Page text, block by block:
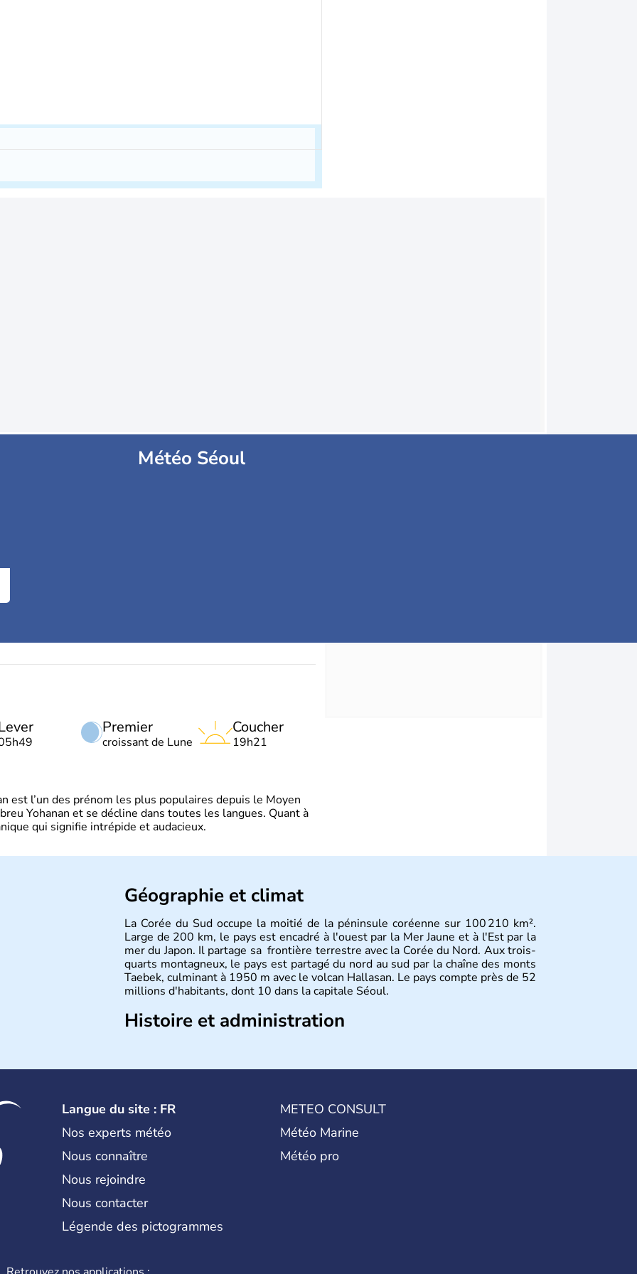
Météo Séoul
Premier
croissant de Lune
Coucher
19h21
est l’un des prénom les plus populaires depuis le Moyen
Yohanan et se décline dans toutes les langues. Quant à
qui signifie intrépide et audacieux.
Géographie et climat
La Corée du Sud occupe la moitié de la péninsule coréenne sur 100 210 km².
Large de 200 km, le pays est encadré à l'ouest par la Mer Jaune et à l'Est par la
mer du Japon. Il partage sa frontière terrestre avec la Corée du Nord. Aux trois-
quarts montagneux, le pays est partagé du nord au sud par la chaîne des monts
Taebek, culminant à 1950 m avec le volcan Hallasan. Le pays compte près de 52
millions d'habitants, dont 10 dans la capitale Séoul.
Histoire et administration
déroulés en 1988, de même que la Coupe du Monde de football en 2002, en
collaboration avec le Japon.
Langue du site : FR
Nos experts météo
Nous connaître
Nous rejoindre
Nous contacter
Légende des pictogrammes
METEO CONSULT
Météo Marine
Météo pro